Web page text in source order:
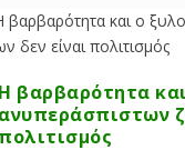
Η βαρβαρότητα
ανυπεράσπιστων
πολιτισμός